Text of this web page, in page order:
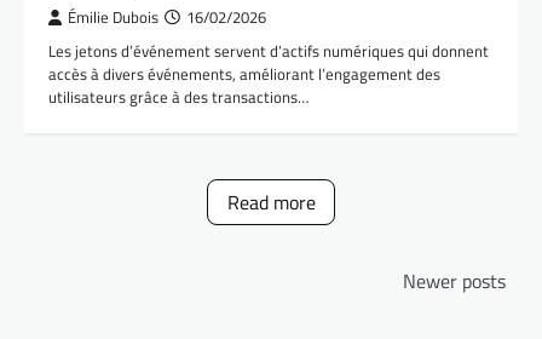
Émilie Dubois 16/02/2026
Les jetons d’événement servent d’actifs numériques qui donnent
accès à divers événements, améliorant l’engagement des
utilisateurs grâce à des transactions…
Read more
Newer posts